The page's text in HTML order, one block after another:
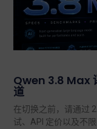
Qwen 3.8 Max
道
在切换之前，请通过
试、API 定价以及不